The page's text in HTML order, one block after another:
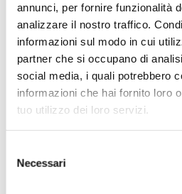
annunci, per fornire funzionalità
analizzare il nostro traffico.
informazioni sul modo in cui
partner che si occupano di
social media, i quali potrebbero
informazioni che hai fornito loro
tuo utilizzo dei loro servizi.
delNecessari
Ha pubblicato con